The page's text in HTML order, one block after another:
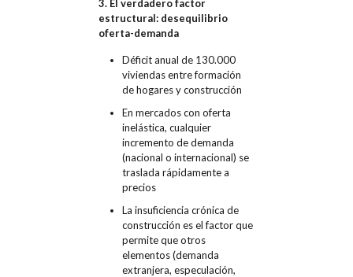
3. El verdadero factor
estructural: desequilibrio
oferta-demanda
Déficit anual de 130.000
viviendas entre formación
de hogares y construcción
En mercados con oferta
inelástica, cualquier
incremento de demanda
(nacional o internacional) se
traslada rápidamente a
precios
La insuficiencia crónica de
construcción es el factor que
permite que otros
elementos (demanda
extranjera, especulación,